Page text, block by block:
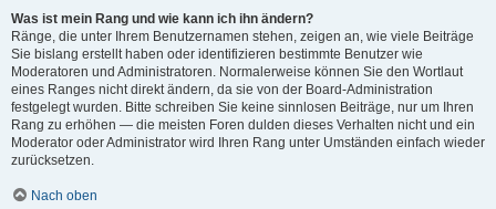
Was ist mein Rang und wie kann ich ihn ändern?
Ränge, die unter Ihrem Benutzernamen stehen, zeigen an, wie viele Beiträge
Sie bislang erstellt haben oder identifizieren bestimmte Benutzer wie
Moderatoren und Administratoren. Normalerweise können Sie den Wortlaut
eines Ranges nicht direkt ändern, da sie von der Board-Administration
festgelegt wurden. Bitte schreiben Sie keine sinnlosen Beiträge, nur um Ihren
Rang zu erhöhen — die meisten Foren dulden dieses Verhalten nicht und ein
Moderator oder Administrator wird Ihren Rang unter Umständen einfach wieder
zurücksetzen.
Nach oben